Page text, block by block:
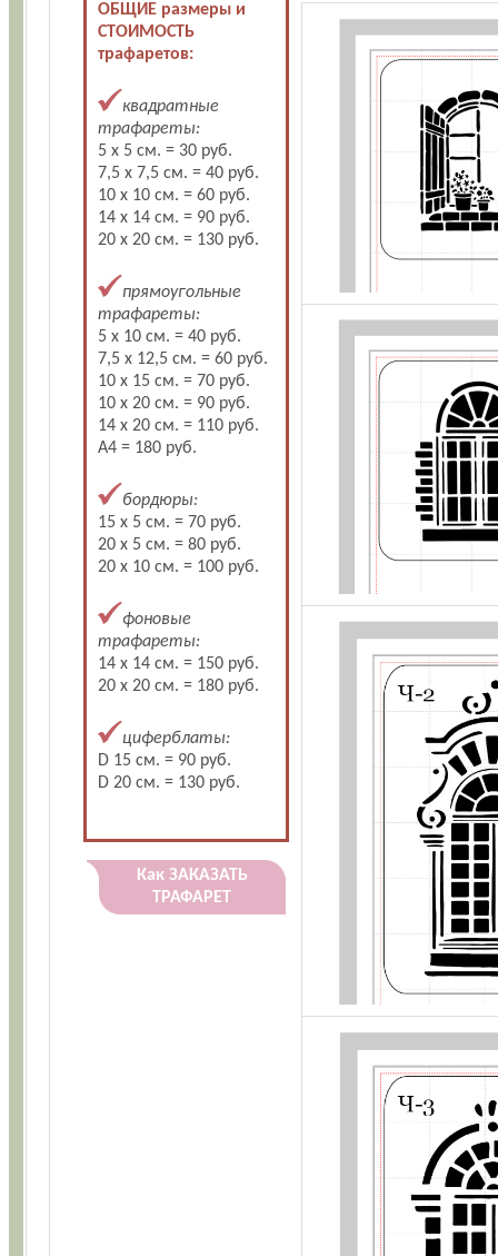
ОБЩИЕ размеры и
СТОИМОСТЬ
трафаретов:
квадратные
трафареты:
5 х 5 см. = 30 руб.
7,5 х 7,5 см. = 40 руб.
10 х 10 см. = 60 руб.
14 х 14 см. = 90 руб.
20 х 20 см. = 130 руб.
прямоугольные
трафареты:
5 х 10 см. = 40 руб.
7,5 х 12,5 см. = 60 руб.
10 х 15 см. = 70 руб.
10 х 20 см. = 90 руб.
14 х 20 см. = 110 руб.
А4 = 180 руб.
бордюры:
15 х 5 см. = 70 руб.
20 х 5 см. = 80 руб.
20 х 10 см. = 100 руб.
фоновые
трафареты:
14 х 14 см. = 150 руб.
20 х 20 см. = 180 руб.
циферблаты:
D 15 см. = 90 руб.
D 20 см. = 130 руб.
Как ЗАКАЗАТЬ
ТРАФАРЕТ